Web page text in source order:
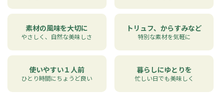
素材の風味を大切に
やさしく、自然な美味しさ
トリュフ、からすみなど
特別な素材を気軽に
使いやすい１人前
ひとり時間にちょうど良い
暮らしにゆとりを
忙しい日でも美味しく